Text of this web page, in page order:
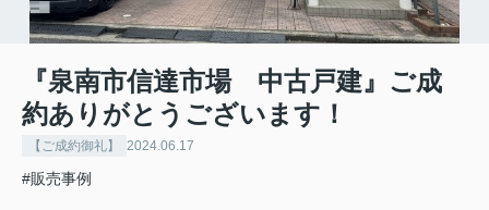
『泉南市信達市場 中古戸建』ご成
約ありがとうございます！
【ご成約御礼】 2024.06.17
#販売事例